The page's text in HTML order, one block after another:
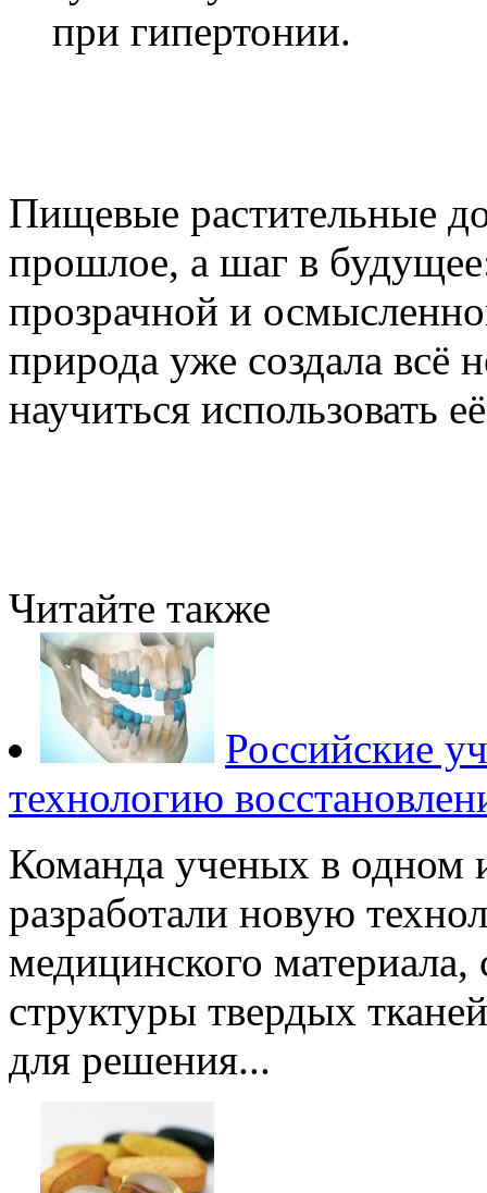
при гипертонии.
Пищевые растительные
прошлое, а шаг в
прозрачной и
природа уже создала
научиться использовать
Читайте также
Российские
технологию
Команда ученых в одном
разработали новую
медицинского материала,
структуры твердых
для решения...